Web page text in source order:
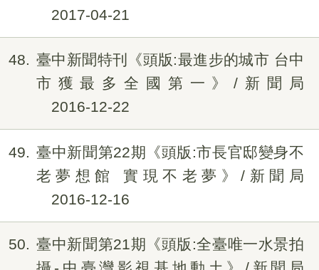
2017-04-21
48
臺中新聞特刊《頭版:最進步的城市 台中
市獲最多全國第一》/新聞局
2016-12-22
49
臺中新聞第22期《頭版:市長官邸變身不
老夢想館 實現不老夢》/新聞局
2016-12-16
50
臺中新聞第21期《頭版:全臺唯一水景拍